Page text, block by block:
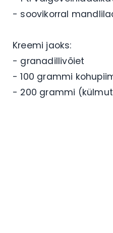
- soovikorral
Kreemi jaoks:
- granadillivõiet
- 100 grammi
- 200 grammi